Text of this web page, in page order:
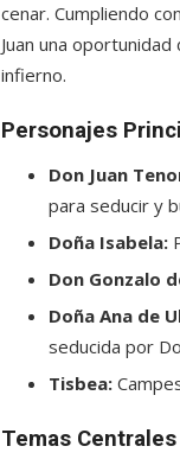
cenar. Cumpliendo
Juan una
infierno.
Personajes
Don Juan
para seducir y
Doña Isabela:
Don Gonzalo
Doña Ana de
seducida por
Tisbea:
Temas Centrales